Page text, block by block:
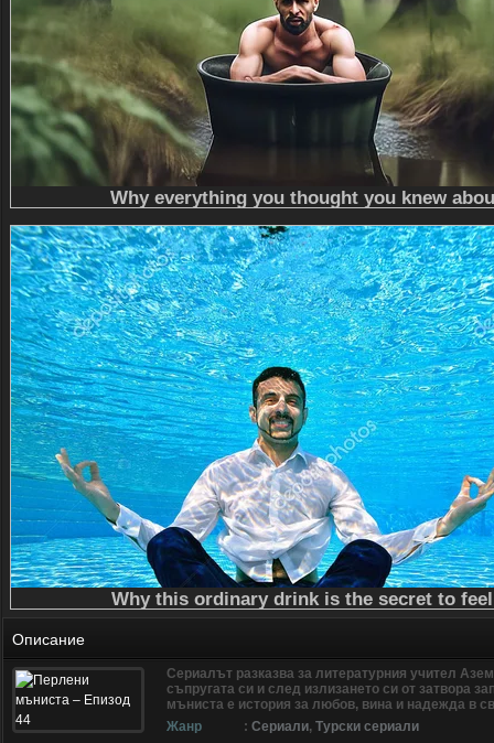
Описание
Сериалът разказва за литературния учител
съпругата си и след излизането си от затвора
мъниста е история за любов, вина и надежда в
Жанр
: Сериали, Турски сериали